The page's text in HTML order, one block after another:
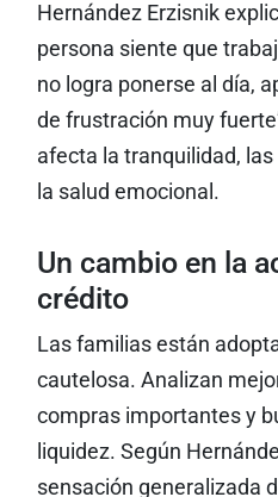
Hernández Erzisnik
persona siente que
no logra ponerse al día,
de frustración muy
afecta la tranquilidad,
la salud emocional.
Un cambio en la
crédito
Las familias están
cautelosa. Analizan
compras importantes y
liquidez. Según
sensación generalizada